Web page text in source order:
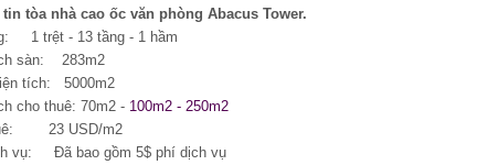
tòa nhà cao ốc văn phòng Abacus Tower.
1 trệt - 13 tầng - 1 hầm
sàn: 283m2
tích: 5000m2
cho thuê: 70m2 - 100m2 - 250m2
23 USD/m2
vụ: Đã bao gồm 5$ phí dịch vụ